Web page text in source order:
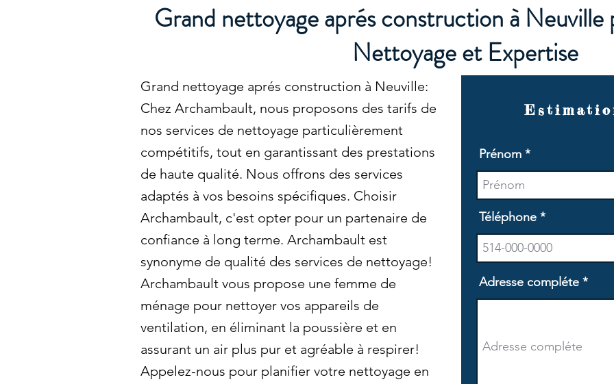
Grand nettoyage aprés construction à
Nettoyage et Expertise
Grand nettoyage aprés construction à Neuville:
Chez Archambault, nous proposons des tarifs de
nos services de nettoyage particulièrement
compétitifs, tout en garantissant des prestations
de haute qualité. Nous offrons des services
adaptés à vos besoins spécifiques. Choisir
Archambault, c'est opter pour un partenaire de
confiance à long terme. Archambault est
synonyme de qualité des services de nettoyage!
Archambault vous propose une femme de
ménage pour nettoyer vos appareils de
ventilation, en éliminant la poussière et en
assurant un air plus pur et agréable à respirer!
Appelez-nous pour planifier votre nettoyage en
Prénom
Téléphone
Adresse compléte